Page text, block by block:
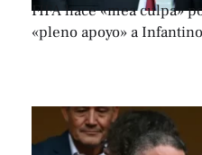
FIFA hace «mea culpa»
«pleno apoyo» a Infantino